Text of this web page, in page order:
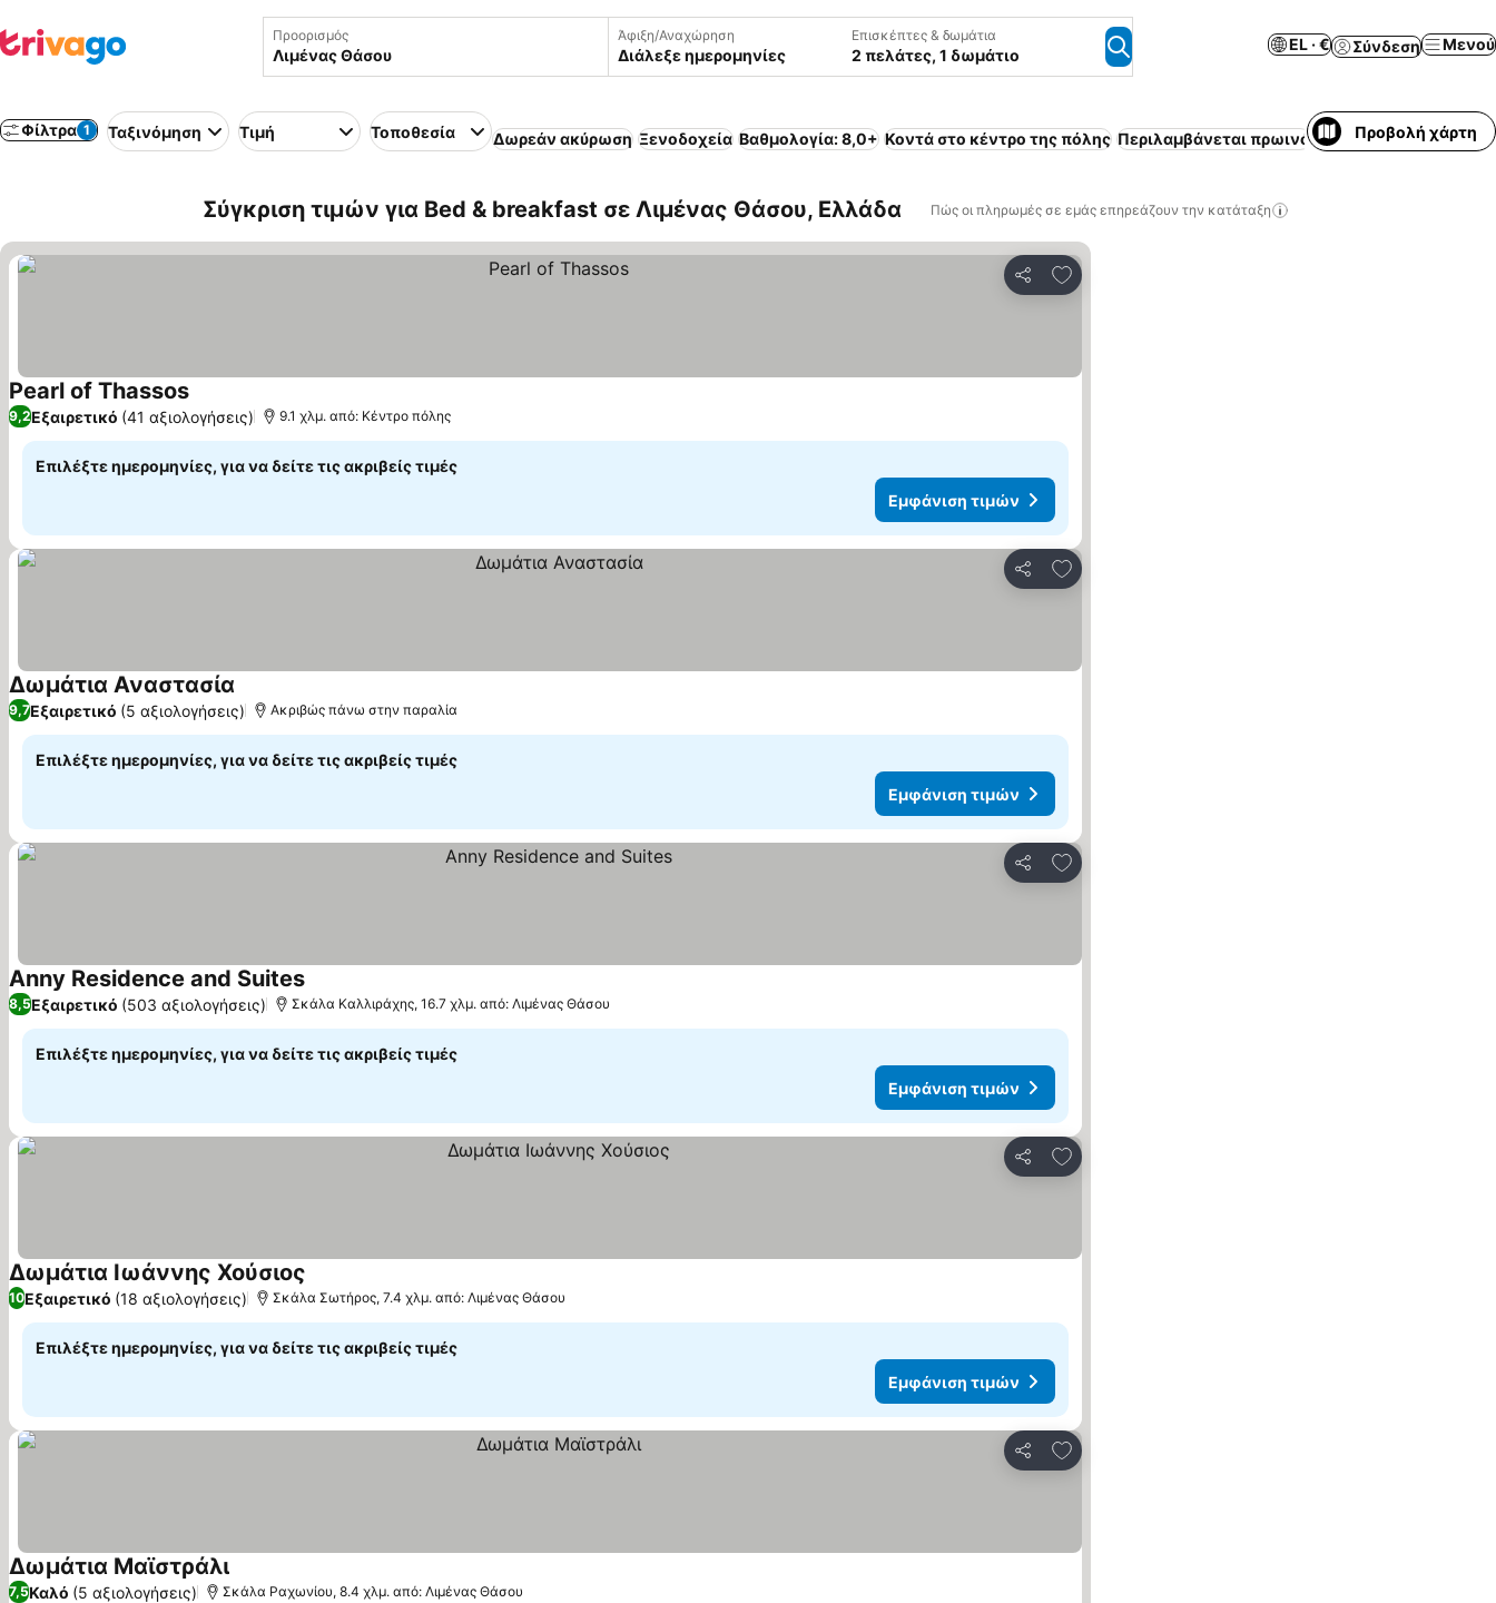
Προορισμός Άφιξη/Αναχώρηση
Διάλεξε ημερομηνίες
Επισκέπτες & δωμάτια
2 πελάτες, 1 δωμάτιο
EL · € Σύνδεση Μενού
Φίλτρα 1 Ταξινόμηση Τιμή Τοποθεσία Δωρεάν ακύρωση Ξενοδοχεία Βαθμολογία: 8,0+ Κοντά στο κέντρο της πόλης Περιλαμβάνεται πρωινό Χώρος στάθμευσης
Προβολή χάρτη
Σύγκριση τιμών για Bed & breakfast σε Λιμένας Θάσου, Ελλάδα Πώς οι πληρωμές σε εμάς επηρεάζουν την κατάταξη
Κοινοποίηση
Προσθήκη στα αγαπημένα
Pearl of Thassos
9,2Εξαιρετικό (41 αξιολογήσεις) 9.1 χλμ. από: Κέντρο πόλης
Επιλέξτε ημερομηνίες, για να δείτε τις ακριβείς τιμές
Εμφάνιση τιμών
Κοινοποίηση
Προσθήκη στα αγαπημένα
Δωμάτια Αναστασία
9,7Εξαιρετικό (5 αξιολογήσεις) Ακριβώς πάνω στην παραλία
Επιλέξτε ημερομηνίες, για να δείτε τις ακριβείς τιμές
Εμφάνιση τιμών
Κοινοποίηση
Προσθήκη στα αγαπημένα
Anny Residence and Suites
8,5Εξαιρετικό (503 αξιολογήσεις) Σκάλα Καλλιράχης, 16.7 χλμ. από: Λιμένας Θάσου
Επιλέξτε ημερομηνίες, για να δείτε τις ακριβείς τιμές
Εμφάνιση τιμών
Κοινοποίηση
Προσθήκη στα αγαπημένα
Δωμάτια Ιωάννης Χούσιος
10Εξαιρετικό (18 αξιολογήσεις) Σκάλα Σωτήρος, 7.4 χλμ. από: Λιμένας Θάσου
Επιλέξτε ημερομηνίες, για να δείτε τις ακριβείς τιμές
Εμφάνιση τιμών
Κοινοποίηση
Προσθήκη στα αγαπημένα
Δωμάτια Μαϊστράλι
7,5Καλό (5 αξιολογήσεις) Σκάλα Ραχωνίου, 8.4 χλμ. από: Λιμένας Θάσου